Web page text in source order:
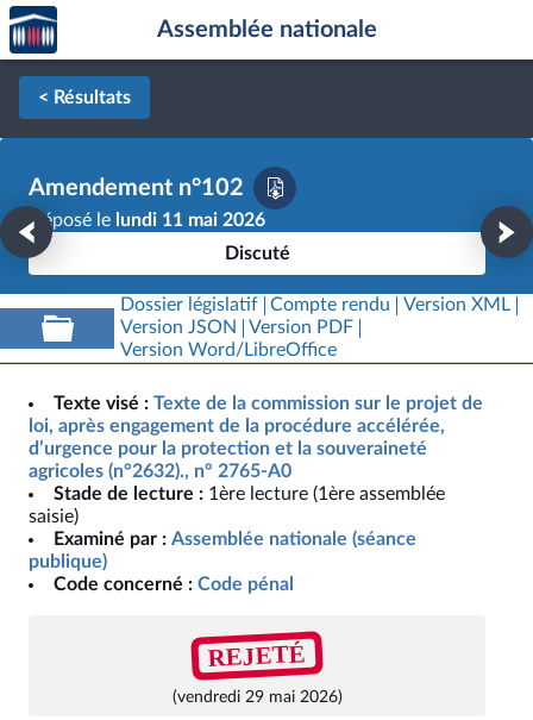
Aller au contenu
Aller en bas de la page
Accèder
à la
page
d'accueil
Assemblée nationale
< Résultats
Amendement n°102
Déposé le lundi 11 mai 2026
Discuté
Dossier législatif Compte rendu
Version XML
Version JSON
Version PDF
Version Word/LibreOffice
Texte visé : Texte de la commission sur le projet de
loi, après engagement de la procédure accélérée,
d’urgence pour la protection et la souveraineté
agricoles (n°2632)., n° 2765-A0
Stade de lecture : 1ère lecture (1ère assemblée
saisie)
Examiné par : Assemblée nationale (séance
publique)
Code concerné : Code pénal
REJETÉ
(vendredi 29 mai 2026)